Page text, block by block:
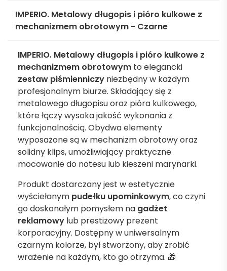
IMPERIO. Metalowy długopis i pióro kulkowe z
mechanizmem obrotowym - Czarne
IMPERIO. Metalowy długopis i pióro kulkowe z
mechanizmem obrotowym to elegancki
zestaw piśmienniczy niezbędny w każdym
profesjonalnym biurze. Składający się z
metalowego długopisu oraz pióra kulkowego,
które łączy wysoka jakość wykonania z
funkcjonalnością. Obydwa elementy
wyposażone są w mechanizm obrotowy oraz
solidny klips, umożliwiający praktyczne
mocowanie do notesu lub kieszeni marynarki.
Produkt dostarczany jest w estetycznie
wyściełanym pudełku upominkowym, co czyni
go doskonałym pomysłem na gadżet
reklamowy lub prestiżowy prezent
korporacyjny. Dostępny w uniwersalnym
czarnym kolorze, był stworzony, aby zrobić
wrażenie na każdym, kto go otrzyma. 🎁